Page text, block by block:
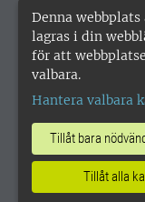
Denna
lagras i din
för att
valbara.
Hantera valbara
Tillåt bara
Tillåt alla